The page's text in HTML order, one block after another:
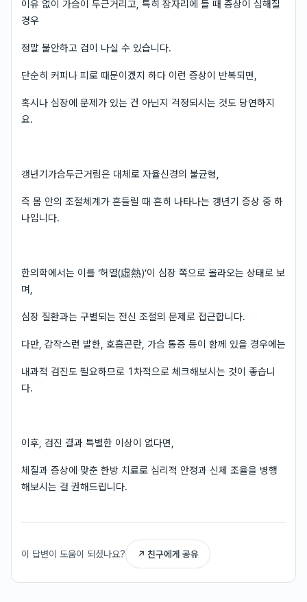
이유 없이 가슴이 두근거리고, 특히 잠자리에 들 때 증상이 심해질
경우
정말 불안하고 겁이 나실 수 있습니다.
단순히 커피나 피로 때문이겠지 하다 이런 증상이 반복되면,
혹시나 심장에 문제가 있는 건 아닌지 걱정되시는 것도 당연하지
요.
갱년기가슴두근거림은 대체로 자율신경의 불균형,
즉 몸 안의 조절체계가 흔들릴 때 흔히 나타나는 갱년기 증상 중 하
나입니다.
한의학에서는 이를 ‘허열(虛熱)’이 심장 쪽으로 올라오는 상태로 보
며,
심장 질환과는 구별되는 전신 조절의 문제로 접근합니다.
다만, 갑작스런 발한, 호흡곤란, 가슴 통증 등이 함께 있을 경우에는
내과적 검진도 필요하므로 1차적으로 체크해보시는 것이 좋습니
다.
이후, 검진 결과 특별한 이상이 없다면,
체질과 증상에 맞춘 한방 치료로 심리적 안정과 신체 조율을 병행
해보시는 걸 권해드립니다.
이 답변이 도움이 되셨나요? ↗ 친구에게 공유